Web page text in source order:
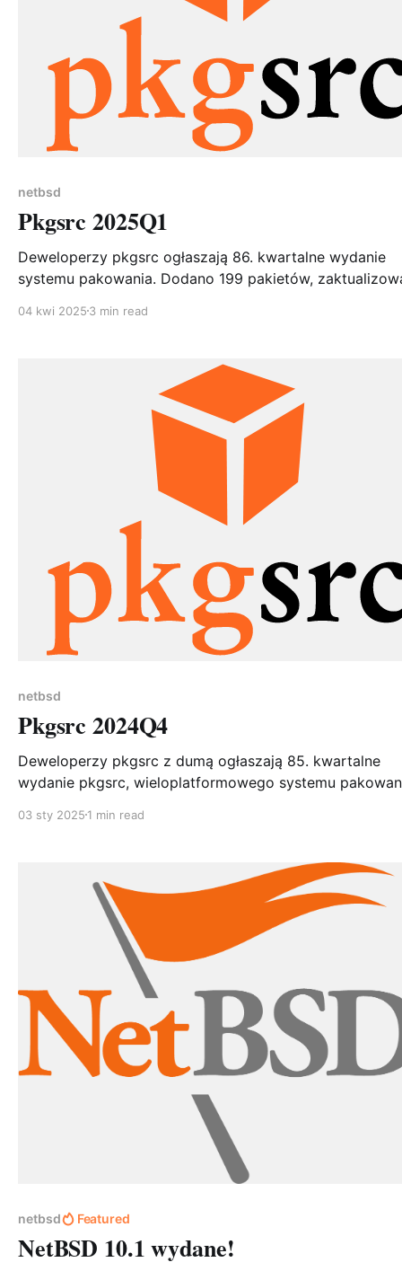
netbsd
Pkgsrc 2025Q1
Deweloperzy pkgsrc ogłaszają 86. kwartalne wydanie
systemu pakowania. Dodano 199 pakietów,
wersji PHP, Chromium 131, XFCE 4.20, Go 1.24.1 i Ruby
04 kwi 2025 3 min read
netbsd
Pkgsrc 2024Q4
Deweloperzy pkgsrc z dumą ogłaszają 85. kwartalne
wydanie pkgsrc, wieloplatformowego systemu
poziomem wsparcia dla 23 różnych systemów
pakietów, zaktualizowano 1580 pakietów (łącznie 2399
aktualizacji, w tym: 24 Go, 3 OCaml, 66 Perl,
03 sty 2025 1 min read
netbsd Featured
NetBSD 10.1 wydane!